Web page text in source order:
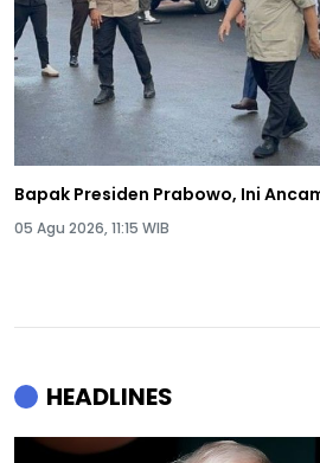
Bapak Presiden Prabowo, Ini
05 Agu 2026, 11:15 WIB
HEADLINES